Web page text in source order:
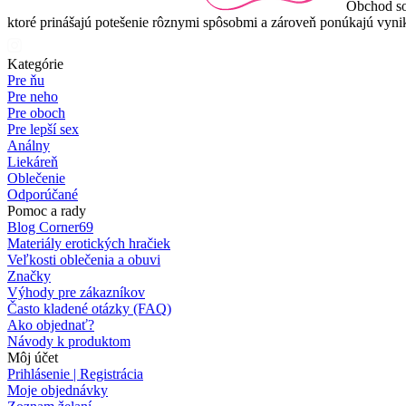
Obchod
ktoré prinášajú potešenie rôznymi spôsobmi a zároveň ponúkajú
Kategórie
Pre ňu
Pre neho
Pre oboch
Pre lepší sex
Análny
Liekáreň
Oblečenie
Odporúčané
Pomoc a rady
Blog Corner69
Materiály erotických hračiek
Veľkosti oblečenia a obuvi
Značky
Výhody pre zákazníkov
Často kladené otázky (FAQ)
Ako objednať?
Návody k produktom
Môj účet
Prihlásenie | Registrácia
Moje objednávky